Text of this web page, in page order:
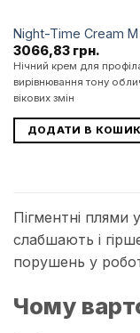
Night-Time Cream M
3066,83 грн.
Нічний крем для
вирівнювання тону
вікових змін
ДОДАТИ В КОШИК
Пігментні плями
слабшають і
порушень у
Чому